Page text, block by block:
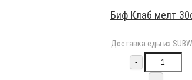
Биф Клаб мелт
Доставка еды из
-